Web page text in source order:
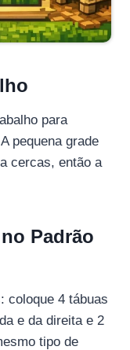
para
pequena grade
cercas, então a
Padrão
coloque 4 tábuas
e da direita e 2
tipo de